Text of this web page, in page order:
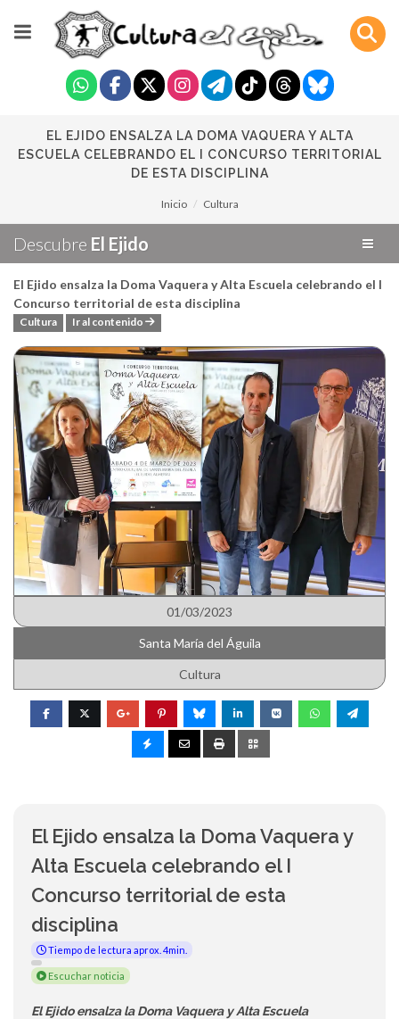
EL EJIDO ENSALZA LA DOMA VAQUERA Y ALTA
ESCUELA CELEBRANDO EL I CONCURSO TERRITORIAL
DE ESTA DISCIPLINA
Inicio Cultura
Descubre El Ejido
El Ejido ensalza la Doma Vaquera y Alta Escuela celebrando el I
Concurso territorial de esta disciplina
Cultura Ir al contenido
01/03/2023
Santa María del Águila
Cultura
El Ejido ensalza la Doma Vaquera y
Alta Escuela celebrando el I
Concurso territorial de esta
disciplina
Tiempo de lectura aprox. 4min.
Escuchar noticia
El Ejido ensalza la Doma Vaquera y Alta Escuela